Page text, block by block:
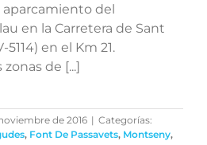
del
en la Carretera de Sant
5114) en el Km 21.
de [...]
de 2016 | Categorías:
, Font De Passavets, Montseny,